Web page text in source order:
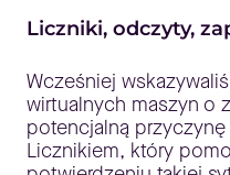
Liczniki, odczyty,
Wcześniej
wirtualnych maszyn o
potencjalną
Licznikiem, który